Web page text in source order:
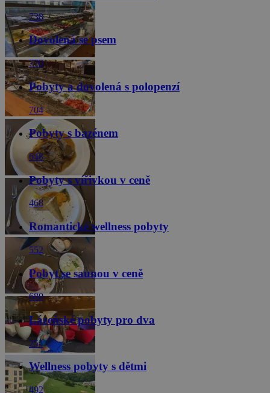
738
Dovolená se psem
770
Pobyty a dovolená s polopenzí
704
Pobyty s bazénem
648
Pobyty s vířivkou v ceně
468
Romantické wellness pobyty
552
Pobyt se saunou v ceně
680
Lázeňské pobyty pro dva
251
Wellness pobyty s dětmi
492